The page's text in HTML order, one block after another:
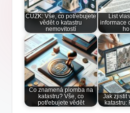
CUZK: Vše, co potřebujete
vědět o katastru
nemovitostí
List
informace
Co znamená plomba na
katastru? Vše, co
potřebujete vědět
Jak zjistit
katastru: